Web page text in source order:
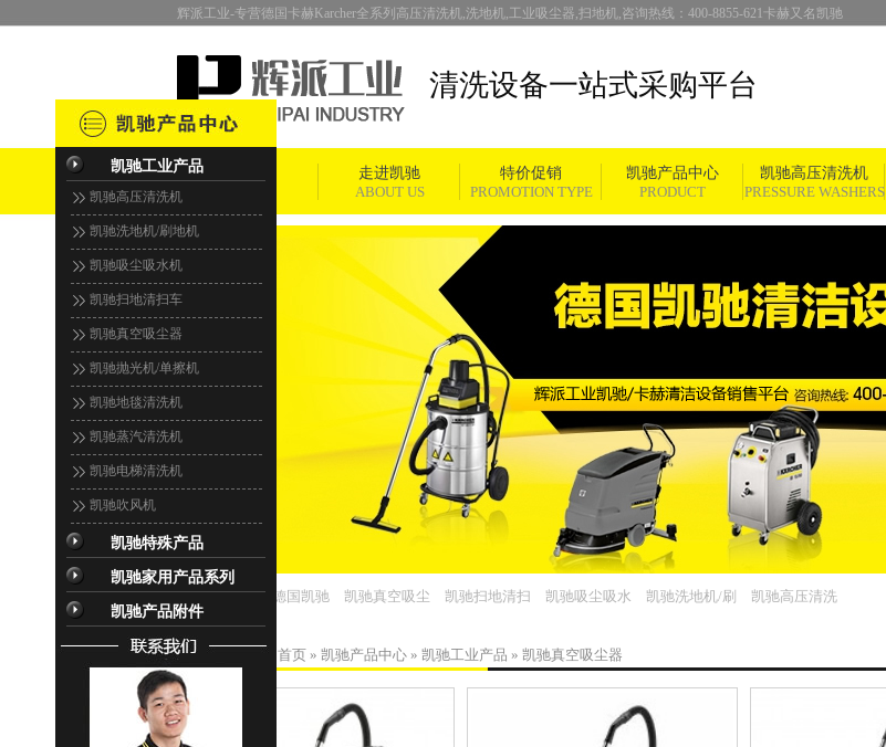
辉派工业-专营德国卡赫Karcher全系列高压清洗机,洗地机,工业吸尘器,扫地机,咨询热线：400-8855-621卡赫又名凯驰
清洗设备一站式采购平台
走进凯驰 特价促销 凯驰产品中心 凯驰高压清洗机
ABOUT US PROMOTION TYPE PRODUCT PRESSURE WASHERS
热门关键词： 德国凯驰 凯驰真空吸尘 凯驰扫地清扫 凯驰吸尘吸水 凯驰洗地机/刷 凯驰高压清洗
您现在的位置： 首页 » 凯驰产品中心 » 凯驰工业产品 » 凯驰真空吸尘器
凯驰工业产品
凯驰高压清洗机
凯驰洗地机/刷地机
凯驰吸尘吸水机
凯驰扫地清扫车
凯驰真空吸尘器
凯驰抛光机/单擦机
凯驰地毯清洗机
凯驰蒸汽清洗机
凯驰电梯清洗机
凯驰吹风机
凯驰特殊产品
凯驰家用产品系列
凯驰产品附件